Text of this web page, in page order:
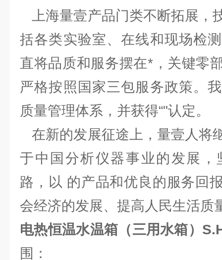
上海量壹产品门类不断拓展，
括各类实验室、在线和现场检
直将品质和服务摆在*，关键零
严格按照国家三包服务政策。
质量管理体系，并获得“"认定。
在新的发展征途上，量壹人将
于中国分析仪器事业的发展，
路，以 的产品和优良的服务回
会经济的发展、提高人民生活质
电热恒温水温箱（三用水箱）
围：